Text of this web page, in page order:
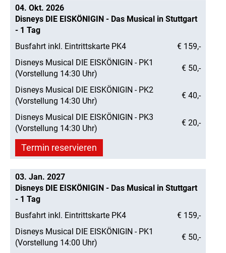
04. Okt. 2026
Disneys DIE EISKÖNIGIN - Das Musical in Stuttgart
- 1 Tag
Busfahrt inkl. Eintrittskarte PK4
€ 159,-
Disneys Musical DIE EISKÖNIGIN - PK1
(Vorstellung 14:30 Uhr)
€ 50,-
Disneys Musical DIE EISKÖNIGIN - PK2
(Vorstellung 14:30 Uhr)
€ 40,-
Disneys Musical DIE EISKÖNIGIN - PK3
(Vorstellung 14:30 Uhr)
€ 20,-
Termin reservieren
03. Jan. 2027
Disneys DIE EISKÖNIGIN - Das Musical in Stuttgart
- 1 Tag
Busfahrt inkl. Eintrittskarte PK4
€ 159,-
Disneys Musical DIE EISKÖNIGIN - PK1
(Vorstellung 14:00 Uhr)
€ 50,-